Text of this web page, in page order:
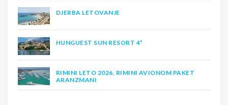
DJERBA LETOVANJE
HUNGUEST SUN RESORT 4*
RIMINI LETO 2026, RIMINI AVIONOM PAKET
ARANZMANI